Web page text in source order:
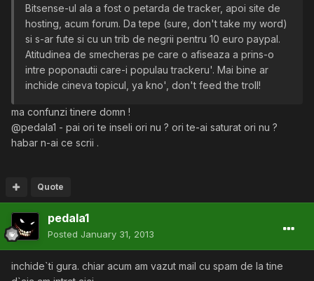
Bitsense-ul ala a fost o petarda de tracker, apoi site de
hosting, acum forum. Da tepe (sure, don't take my word)
si s-ar fute si cu un trib de negrii pentru 10 euro paypal.
Atitudinea de smecheras pe care o afiseaza a prins-o
intre poponautii care-i populau trackeru'. Mai bine ar
inchide cineva topicul, ya kno', don't feed the troll!
ma confunzi tinere domn !
@pedala1 - pai ori te inseli ori nu ? ori te-ai saturat ori nu ?
habar n-ai ce scrii .
Quote
pedala1
Posted January 31, 2013
inchide`ti gura. chiar acum am vazut mail cu spam de la tine